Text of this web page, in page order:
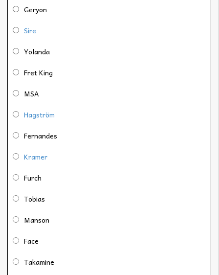
Geryon
Sire
Yolanda
Fret King
MSA
Hagström
Fernandes
Kramer
Furch
Tobias
Manson
Face
Takamine